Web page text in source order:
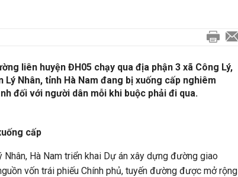
liên huyện ĐH05 chạy qua địa phận 3 xã Công Lý,
Lý Nhân, tỉnh Hà Nam đang bị xuống cấp nghiêm
đối với người dân mỗi khi buộc phải đi qua.
cấp
Nhân, Hà Nam triển khai Dự án xây dựng đường giao
vốn trái phiếu Chính phủ, tuyến đường được mở rộng